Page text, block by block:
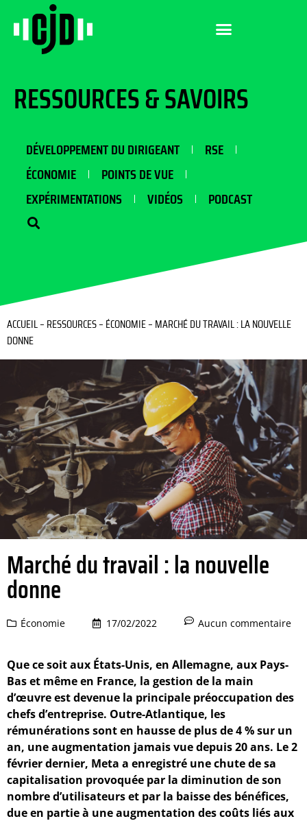
RESSOURCES & SAVOIRS
DÉVELOPPEMENT DU DIRIGEANT
RSE
ÉCONOMIE
POINTS DE VUE
EXPÉRIMENTATIONS
VIDÉOS PODCAST
ACCUEIL– RESSOURCES– ÉCONOMIE– MARCHÉ DU TRAVAIL : LA NOUVELLE
DONNE
Marché du travail : la nouvelle
donne
Économie 17/02/2022 Aucun commentaire
Que ce soit aux États-Unis, en Allemagne, aux Pays-
Bas et même en France, la gestion de la main
d’œuvre est devenue la principale préoccupation des
chefs d’entreprise. Outre-Atlantique, les
rémunérations sont en hausse de plus de 4 % sur un
an, une augmentation jamais vue depuis 20 ans. Le 2
février dernier, Meta a enregistré une chute de sa
capitalisation provoquée par la diminution de son
nombre d’utilisateurs et par la baisse des bénéfices,
due en partie à une augmentation des coûts liés aux